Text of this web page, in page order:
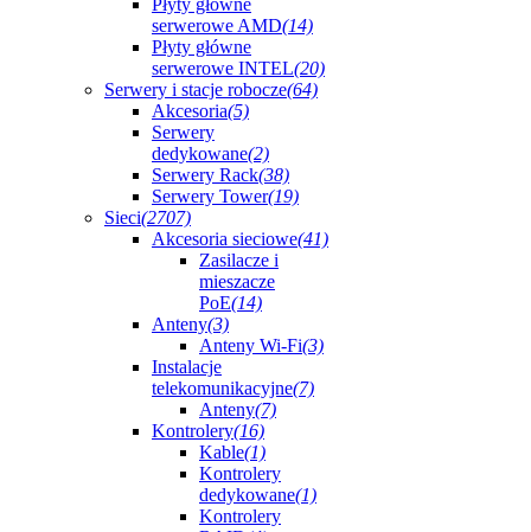
Płyty główne
serwerowe AMD(14)
Płyty główne
serwerowe INTEL(20)
Serwery i stacje robocze(64)
Akcesoria(5)
Serwery
dedykowane(2)
Serwery Rack(38)
Serwery Tower(19)
Sieci(2707)
Akcesoria sieciowe(41)
Zasilacze i
mieszacze
PoE(14)
Anteny(3)
Anteny Wi-Fi(3)
Instalacje
telekomunikacyjne(7)
Anteny(7)
Kontrolery(16)
Kable(1)
Kontrolery
dedykowane(1)
Kontrolery